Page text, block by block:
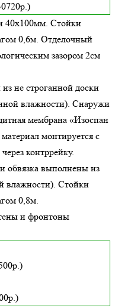
40х100мм. Стойки
0,6м. Отделочный
зазором 2см
не строганной доски
влажности). Снаружи
мембрана «Изоспан
монтируется с
контррейку.
обвязка выполнены из
влажности). Стойки
0,8м.
и фронтоны